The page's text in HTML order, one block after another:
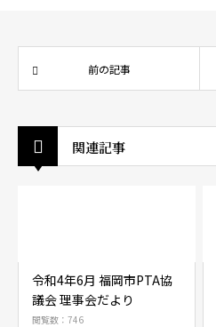
前の記事
関連記事
令和4年6月 福岡市PTA協
議会 理事会だより
閲覧数：746